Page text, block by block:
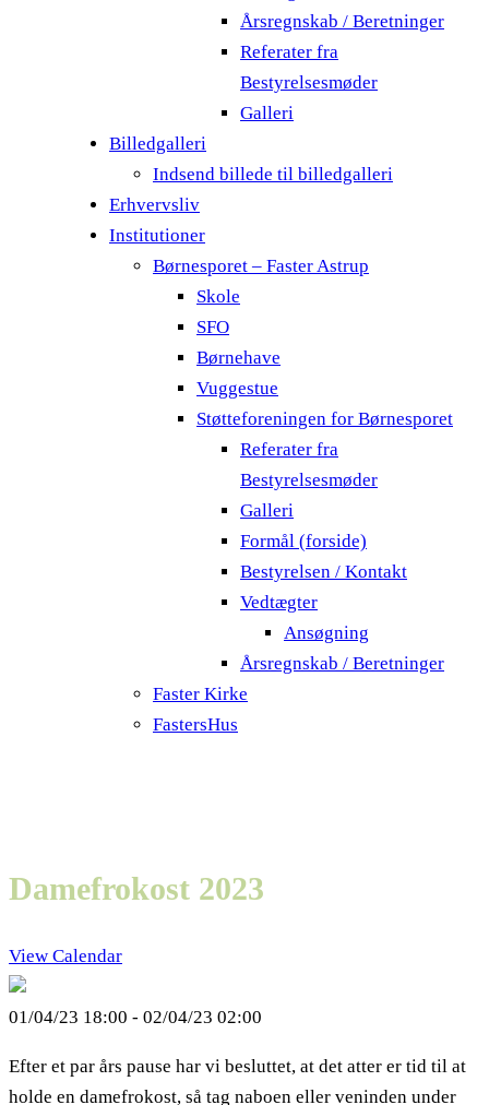
Årsregnskab / Beretninger
Referater fra
Bestyrelsesmøder
Galleri
Billedgalleri
Indsend billede til billedgalleri
Erhvervsliv
Institutioner
Børnesporet – Faster Astrup
Skole
SFO
Børnehave
Vuggestue
Støtteforeningen for Børnesporet
Referater fra
Bestyrelsesmøder
Galleri
Formål (forside)
Bestyrelsen / Kontakt
Vedtægter
Ansøgning
Årsregnskab / Beretninger
Faster Kirke
FastersHus
Damefrokost 2023
View Calendar
01/04/23 18:00 - 02/04/23 02:00
Efter et par års pause har vi besluttet, at det atter er tid til at
holde en damefrokost, så tag naboen eller veninden under